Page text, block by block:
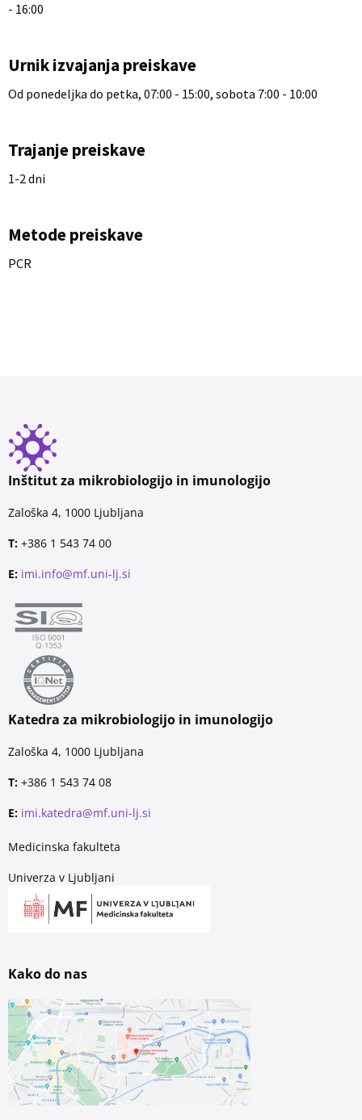
- 16:00
Urnik izvajanja preiskave
Od ponedeljka do petka, 07:00 - 15:00, sobota 7:00 - 10:00
Trajanje preiskave
1-2 dni
Metode preiskave
PCR
Inštitut za mikrobiologijo in imunologijo
Zaloška 4, 1000 Ljubljana
T: +386 1 543 74 00
E: imi.info@mf.uni-lj.si
Katedra za mikrobiologijo in imunologijo
Zaloška 4, 1000 Ljubljana
T: +386 1 543 74 08
E: imi.katedra@mf.uni-lj.si
Medicinska fakulteta
Univerza v Ljubljani
Kako do nas